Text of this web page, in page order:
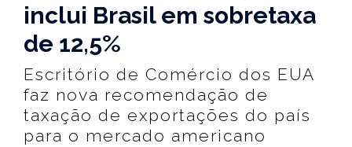
inclui Brasil em sobretaxa
de 12,5%
Escritório de Comércio dos EUA
faz nova recomendação de
taxação de exportações do país
para o mercado americano